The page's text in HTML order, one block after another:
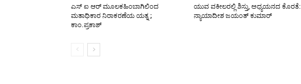
ಎಸ್ ಐ ಆರ್ ಮೂಲಕಹಿಂಬಾಗಿಲಿಂದ
ಮತಾಧಿಕಾರ ನಿರಾಕರಣೆಯ ಯತ್ನ ;
ಕಾಂ.ಪ್ರಕಾಶ್
ಯುವ ವಕೀಲರಲ್ಲಿ ಶಿಸ್ತು, ಅಧ್ಯಯನದ ಕೊರತೆ:
ನ್ಯಾಯಾದೀಶ ಜಯಂತ್ ಕುಮಾರ್